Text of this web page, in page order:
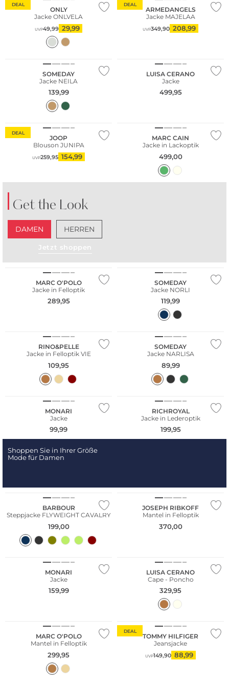
DEAL
ONLY
Jacke ONLVELA
UVP49,99 29,99
DEAL
ARMEDANGELS
Jacke MAJELAA
UVP349,90 208,99
SOMEDAY
Jacke NEILA
139,99
LUISA CERANO
Jacke
499,95
DEAL
JOOP
Blouson JUNIPA
UVP259,95 154,99
MARC CAIN
Jacke in Lackoptik
499,00
Get the Look
DAMEN HERREN
Jetzt shoppen
MARC O'POLO
Jacke in Felloptik
289,95
SOMEDAY
Jacke NORLI
119,99
RINO&PELLE
Jacke in Felloptik VIE
109,95
SOMEDAY
Jacke NARLISA
89,99
MONARI
Jacke
99,99
RICHROYAL
Jacke in Lederoptik
199,95
Shoppen Sie in Ihrer Größe
Mode für Damen
BARBOUR
Steppjacke FLYWEIGHT CAVALRY
199,00
JOSEPH RIBKOFF
Mantel in Felloptik
370,00
Große Größen
MONARI
Jacke
159,99
LUISA CERANO
Cape - Poncho
329,95
MARC O'POLO
Mantel in Felloptik
299,95
DEAL
TOMMY HILFIGER
Jeansjacke
UVP149,90 88,99